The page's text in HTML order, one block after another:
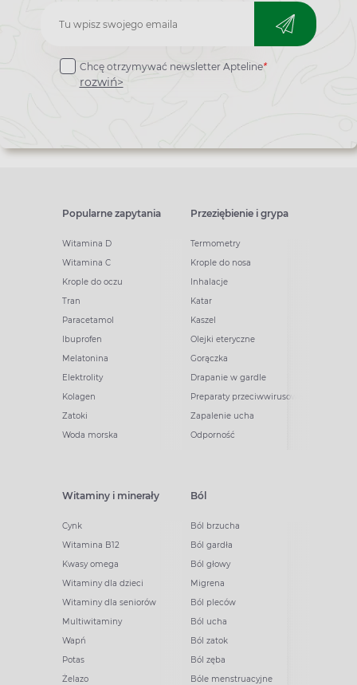
Zapisz
do
newslettera
Chcę otrzymywać newsletter Apteline*
rozwiń>
Popularne zapytania
Witamina D
Witamina C
Krople do oczu
Tran
Paracetamol
Ibuprofen
Melatonina
Elektrolity
Kolagen
Zatoki
Woda morska
Przeziębienie i grypa
Termometry
Krople do nosa
Inhalacje
Katar
Kaszel
Olejki eteryczne
Gorączka
Drapanie w gardle
Preparaty przeciwwirusowe
Zapalenie ucha
Odporność
Witaminy i minerały
Cynk
Witamina B12
Kwasy omega
Witaminy dla dzieci
Witaminy dla seniorów
Multiwitaminy
Wapń
Potas
Żelazo
Ból
Ból brzucha
Ból gardła
Ból głowy
Migrena
Ból pleców
Ból ucha
Ból zatok
Ból zęba
Bóle menstruacyjne